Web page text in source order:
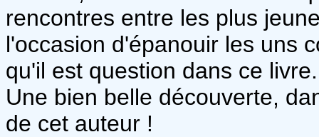
rencontres entre les plus
l'occasion d'épanouir les uns
qu'il est question dans ce livre.
Une bien belle découverte,
de cet auteur !